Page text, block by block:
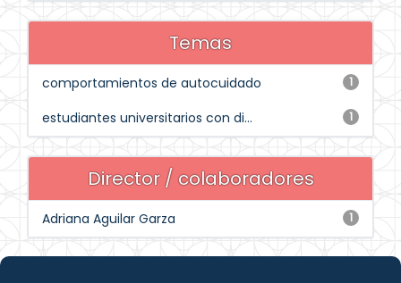
Temas
1
comportamientos de autocuidado
1
estudiantes universitarios con di...
Director / colaboradores
1
Adriana Aguilar Garza